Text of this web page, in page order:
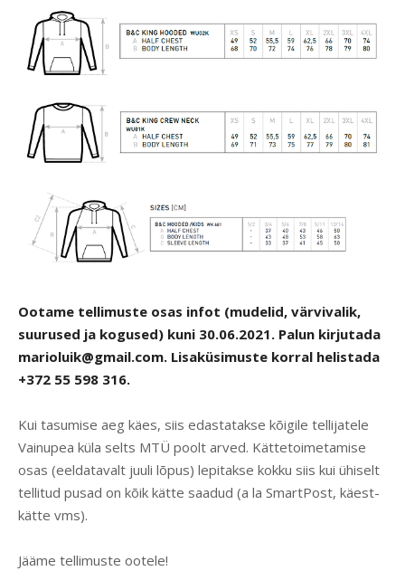
Ootame tellimuste osas infot (mudelid, värvivalik,
suurused ja kogused) kuni 30.06.2021. Palun kirjutada
marioluik@gmail.com. Lisaküsimuste korral helistada
+372 55 598 316.
Kui tasumise aeg käes, siis edastatakse kõigile tellijatele
Vainupea küla selts MTÜ poolt arved. Kättetoimetamise
osas (eeldatavalt juuli lõpus) lepitakse kokku siis kui ühiselt
tellitud pusad on kõik kätte saadud (a la SmartPost, käest-
kätte vms).
Jääme tellimuste ootele!